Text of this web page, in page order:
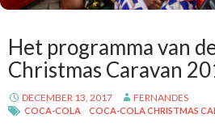
Het programma van
Christmas Caravan
DECEMBER 13, 2017 FERNANDES
COCA-COLA COCA-COLA CHRISTMAS